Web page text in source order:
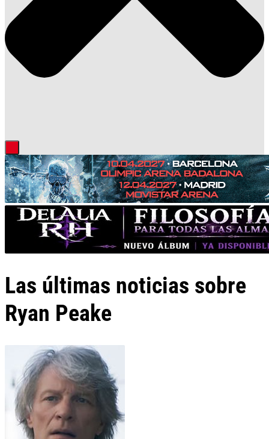
Las últimas noticias sobre
Ryan Peake